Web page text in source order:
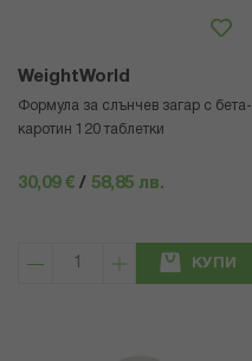
WeightWorld
Формула за слънчев загар с бета-
каротин 120 таблетки
30,09 € / 58,85 лв.
КУПИ